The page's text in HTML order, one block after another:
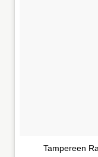
Tampereen